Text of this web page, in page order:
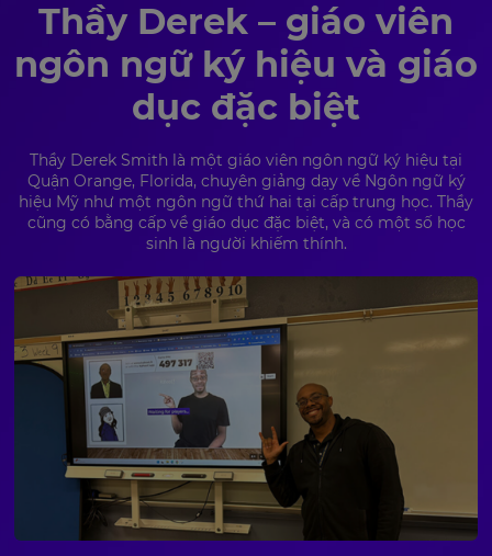
Thầy Derek – giáo viên
ngôn ngữ ký hiệu và giáo
dục đặc biệt
Thầy Derek Smith là một giáo viên ngôn ngữ ký hiệu tại
Quận Orange, Florida, chuyên giảng dạy về Ngôn ngữ ký
hiệu Mỹ như một ngôn ngữ thứ hai tại cấp trung học. Thầy
cũng có bằng cấp về giáo dục đặc biệt, và có một số học
sinh là người khiếm thính.